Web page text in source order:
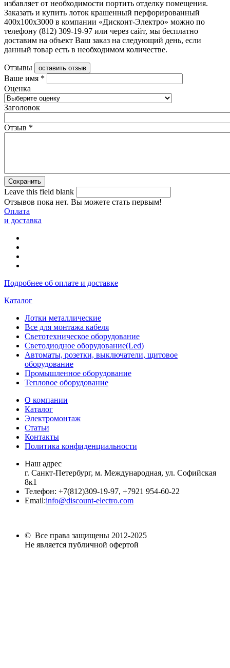
избавляет от необходимости портить отделку помещения.
Заказать и купить лоток крашенный перфорированный
400х100х3000 в компании «Дисконт-Электро» можно по
телефону (812) 309-19-97 или через сайт, мы бесплатно
доставим на объект Ваш заказ на следующий день, если
данный товар есть в необходимом количестве.
Отзывы оставить отзыв
Ваше имя *
Оценка
Заголовок
Отзыв *
Leave this field blank
Отзывов пока нет. Вы можете стать первым!
Оплата
и доставка
Подробнее об оплате и доставке
Каталог
Лотки металлические
Все для монтажа кабеля
Светотехническое оборудование
Светодиодное оборудование(Led)
Автоматы, розетки, выключатели, щитовое
оборудование
Промышленное оборудование
Тепловое оборудование
О компании
Каталог
Электромонтаж
Статьи
Контакты
Политика конфиденциальности
Наш адрес
г. Санкт-Петербург, м. Международная, ул. Софийская
8к1
Телефон: +7(812)309-19-97, +7921 954-60-22
Email:info@discount-electro.com
© Все права защищены 2012-2025
Не является публичной офертой